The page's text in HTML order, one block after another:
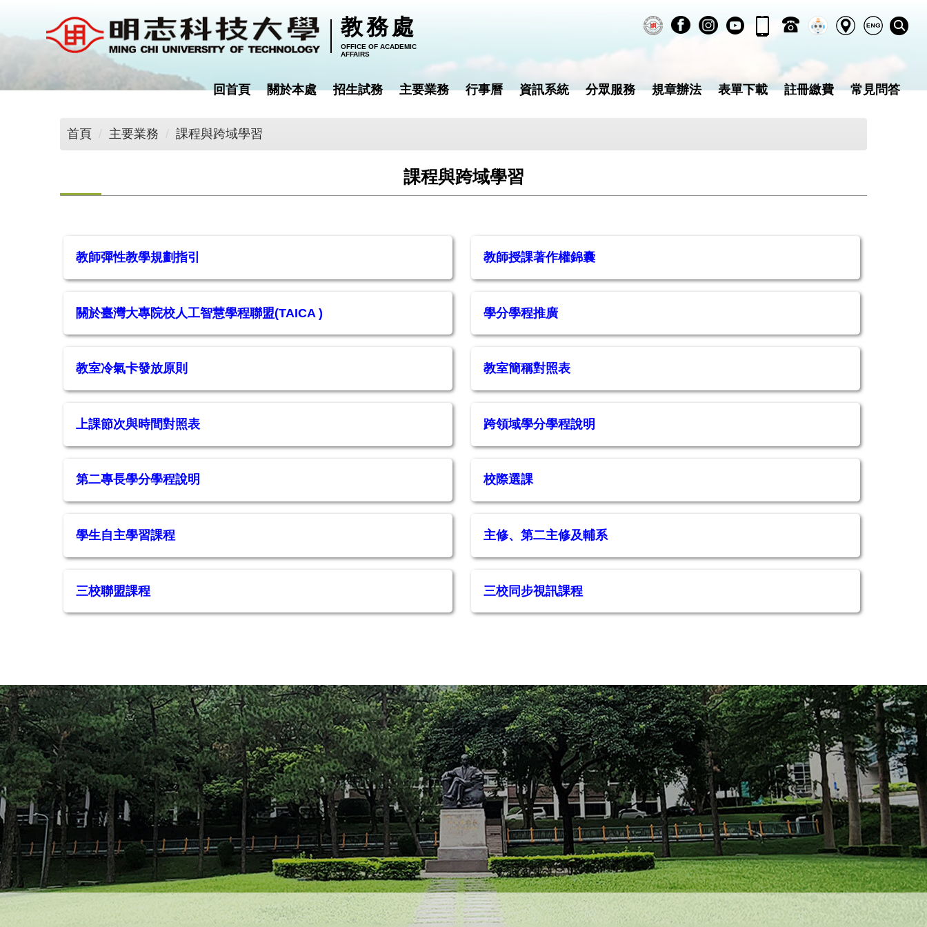
教務處
OFFICE OF ACADEMIC
AFFAIRS
回首頁 關於本處 招生試務 主要業務 行事曆 資訊系統 分眾服務 規章辦法 表單下載 註冊繳費 常見問答
首頁 主要業務 課程與跨域學習
課程與跨域學習
教師彈性教學規劃指引 教師授課著作權錦囊
關於臺灣大專院校人工智慧學程聯盟(TAICA ) 學分學程推廣
教室冷氣卡發放原則 教室簡稱對照表
上課節次與時間對照表 跨領域學分學程說明
第二專長學分學程說明 校際選課
學生自主學習課程 主修、第二主修及輔系
三校聯盟課程 三校同步視訊課程